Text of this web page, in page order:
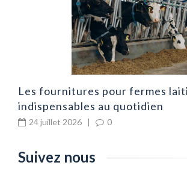
Les fournitures pour fermes
indispensables au quotidien
24 juillet 2026 | 0
Suivez nous